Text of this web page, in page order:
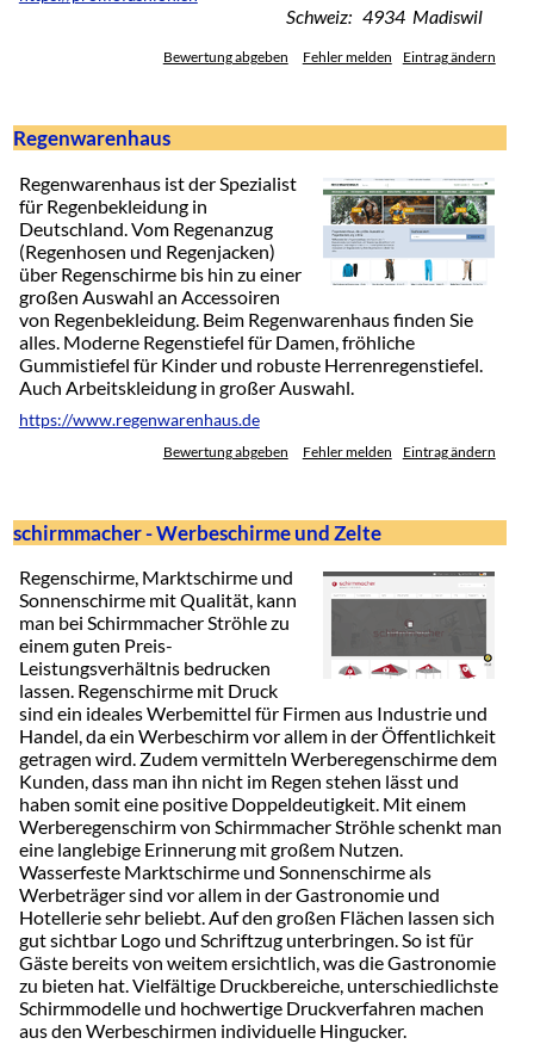
Schweiz: 4934 Madiswil
Bewertung abgeben Fehler melden Eintrag ändern
Regenwarenhaus
Regenwarenhaus ist der Spezialist
für Regenbekleidung in
Deutschland. Vom Regenanzug
(Regenhosen und Regenjacken)
über Regenschirme bis hin zu einer
großen Auswahl an Accessoiren
von Regenbekleidung. Beim Regenwarenhaus finden Sie
alles. Moderne Regenstiefel für Damen, fröhliche
Gummistiefel für Kinder und robuste Herrenregenstiefel.
Auch Arbeitskleidung in großer Auswahl.
https://www.regenwarenhaus.de
Bewertung abgeben Fehler melden Eintrag ändern
schirmmacher - Werbeschirme und Zelte
Regenschirme, Marktschirme und
Sonnenschirme mit Qualität, kann
man bei Schirmmacher Ströhle zu
einem guten Preis-
Leistungsverhältnis bedrucken
lassen. Regenschirme mit Druck
sind ein ideales Werbemittel für Firmen aus Industrie und
Handel, da ein Werbeschirm vor allem in der Öffentlichkeit
getragen wird. Zudem vermitteln Werberegenschirme dem
Kunden, dass man ihn nicht im Regen stehen lässt und
haben somit eine positive Doppeldeutigkeit. Mit einem
Werberegenschirm von Schirmmacher Ströhle schenkt man
eine langlebige Erinnerung mit großem Nutzen.
Wasserfeste Marktschirme und Sonnenschirme als
Werbeträger sind vor allem in der Gastronomie und
Hotellerie sehr beliebt. Auf den großen Flächen lassen sich
gut sichtbar Logo und Schriftzug unterbringen. So ist für
Gäste bereits von weitem ersichtlich, was die Gastronomie
zu bieten hat. Vielfältige Druckbereiche, unterschiedlichste
Schirmmodelle und hochwertige Druckverfahren machen
aus den Werbeschirmen individuelle Hingucker.